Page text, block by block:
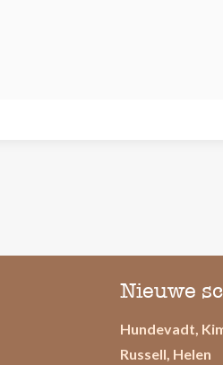
Nieuwe
Hundevadt,
Russell, Helen